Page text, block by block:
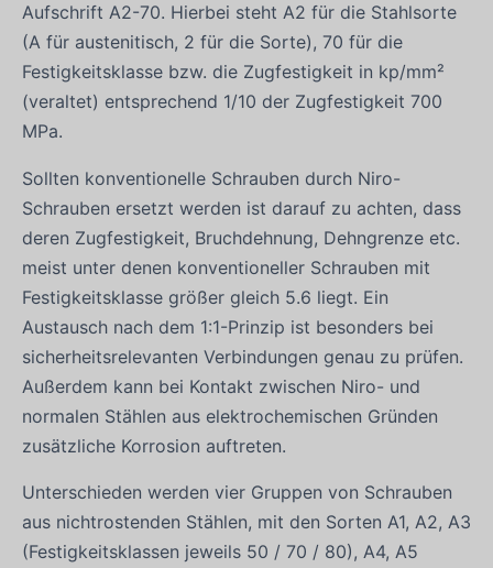
Aufschrift A2-70. Hierbei steht A2 für die Stahlsorte
(A für austenitisch, 2 für die Sorte), 70 für die
Festigkeitsklasse bzw. die Zugfestigkeit in kp/mm²
(veraltet) entsprechend 1/10 der Zugfestigkeit 700
MPa.
Sollten konventionelle Schrauben durch Niro-
Schrauben ersetzt werden ist darauf zu achten, dass
deren Zugfestigkeit, Bruchdehnung, Dehngrenze etc.
meist unter denen konventioneller Schrauben mit
Festigkeitsklasse größer gleich 5.6 liegt. Ein
Austausch nach dem 1:1-Prinzip ist besonders bei
sicherheitsrelevanten Verbindungen genau zu prüfen.
Außerdem kann bei Kontakt zwischen Niro- und
normalen Stählen aus elektrochemischen Gründen
zusätzliche Korrosion auftreten.
Unterschieden werden vier Gruppen von Schrauben
aus nichtrostenden Stählen, mit den Sorten A1, A2, A3
(Festigkeitsklassen jeweils 50 / 70 / 80), A4, A5